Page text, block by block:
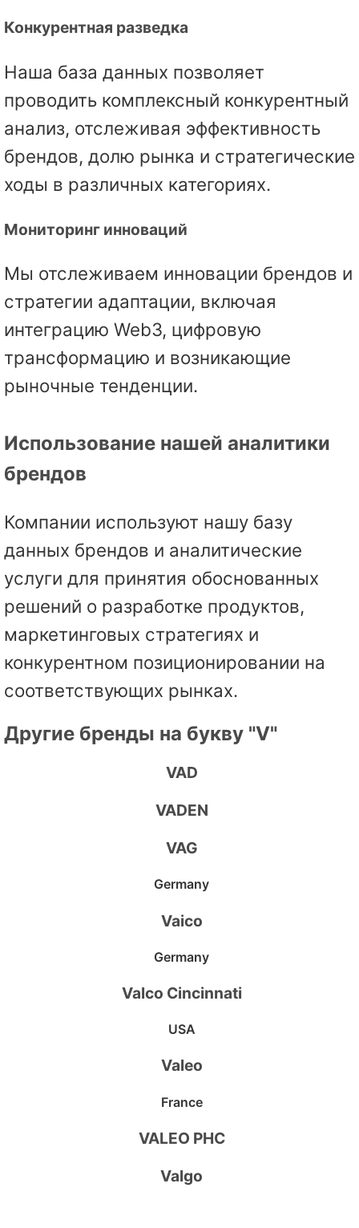
Конкурентная разведка
Наша база данных позволяет
проводить комплексный конкурентный
анализ, отслеживая эффективность
брендов, долю рынка и стратегические
ходы в различных категориях.
Мониторинг инноваций
Мы отслеживаем инновации брендов и
стратегии адаптации, включая
интеграцию Web3, цифровую
трансформацию и возникающие
рыночные тенденции.
Использование нашей аналитики
брендов
Компании используют нашу базу
данных брендов и аналитические
услуги для принятия обоснованных
решений о разработке продуктов,
маркетинговых стратегиях и
конкурентном позиционировании на
соответствующих рынках.
Другие бренды на букву "V"
VAD
VADEN
VAG
Germany
Vaico
Germany
Valco Cincinnati
USA
Valeo
France
VALEO PHC
Valgo